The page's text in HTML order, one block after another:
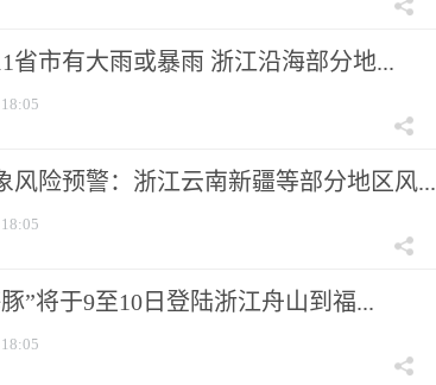
省市有大雨或暴雨 浙江沿海部分地...
18:05
风险预警：浙江云南新疆等部分地区风...
18:05
”将于9至10日登陆浙江舟山到福...
18:05